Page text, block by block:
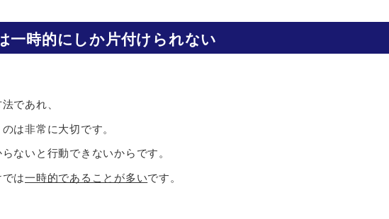
一時的にしか片付けられない
であれ、
は非常に大切です。
ないと行動できないからです。
は一時的であることが多いです。